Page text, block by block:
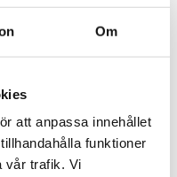
Om
att anpassa innehållet
funktioner
vår trafik. Vi
THULE CLAMP EDGE 4-
PACK 720500